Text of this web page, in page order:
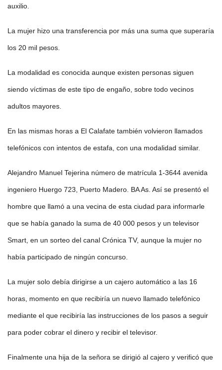
auxilio.
La mujer hizo una transferencia por más una suma que superaría
los 20 mil pesos.
La modalidad es conocida aunque existen personas siguen
siendo víctimas de este tipo de engaño, sobre todo vecinos
adultos mayores.
En las mismas horas a El Calafate también volvieron llamados
telefónicos con intentos de estafa, con una modalidad similar.
Alejandro Manuel Tejerina número de matrícula 1-3644 avenida
ingeniero Huergo 723, Puerto Madero. BA As. Así se presentó el
hombre que llamó a una vecina de esta ciudad para informarle
que se había ganado la suma de 40 000 pesos y un televisor
Smart, en un sorteo del canal Crónica TV, aunque la mujer no
había participado de ningún concurso.
La mujer solo debía dirigirse a un cajero automático a las 16
horas, momento en que recibiría un nuevo llamado telefónico
mediante el que recibiría las instrucciones de los pasos a seguir
para poder cobrar el dinero y recibir el televisor.
Finalmente una hija de la señora se dirigió al cajero y verificó que